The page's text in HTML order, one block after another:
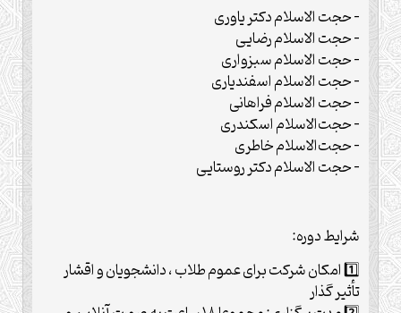
– حجت الاسلام دكتر یاوری
– حجت الاسلام رضایی
– حجت الاسلام سبزواری
– حجت الاسلام اسفندیاری
– حجت الاسلام فراهانی
– حجت‌الاسلام اسکندری
– حجت‌الاسلام خاطری
– حجت الاسلام دكتر روستایی
شرایط دوره:
1️⃣ امکان شرکت برای عموم طلاب ، دانشجویان و اقشار
تأثیر گذار